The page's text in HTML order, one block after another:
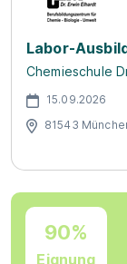
Labor-
Chemieschule
15.09.2026
81543
90%
Eignung